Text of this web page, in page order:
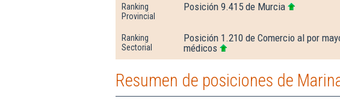
Ranking
Provincial
Posición 9.415 de Murcia
Ranking
Sectorial
Posición 1.210 de Comercio al por
médicos
Resumen de posiciones de